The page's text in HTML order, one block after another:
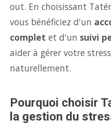
out. En choisissant
vous bénéficiez d'un
complet et d'un suivi
aider à gérer votre
naturellement.
Pourquoi choisir
la gestion du